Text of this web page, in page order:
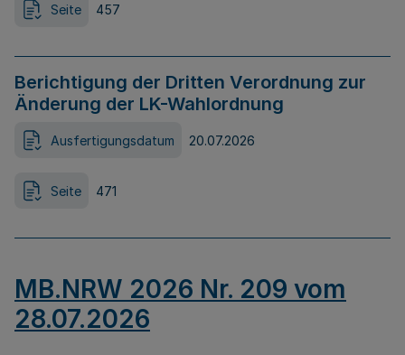
Seite 457
Berichtigung der Dritten Verordnung zur
Änderung der LK-Wahlordnung
Ausfertigungsdatum 20.07.2026
Seite 471
MB.NRW 2026 Nr. 209 vom
28.07.2026